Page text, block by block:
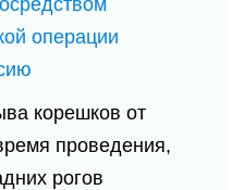
корешков от
проведения,
рогов